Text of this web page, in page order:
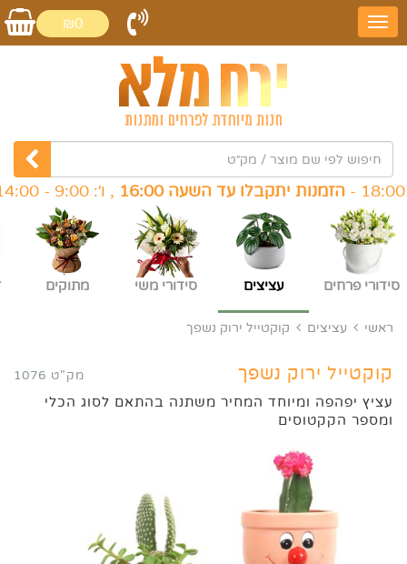
₪0
הזמנות יתקבלו עד השעה 16:00 , ו׳: 9:00 - 14:00 -
סידורי פרחים עציצים סידורי משי מתוקים
ראשי עציצים קוקטייל ירוק נשפך
קוקטייל ירוק נשפך מק"ט 1076
עציץ יפהפה ומיוחד המחיר משתנה בהתאם לסוג הכלי
ומספר הקקטוסים